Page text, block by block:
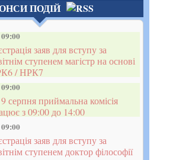
ПОДІЙ
09:00
заяв для вступу за
ступенем магістр на основі
/ НРК7
09:00
серпня приймальна комісія
з 09:00 до 14:00
09:00
заяв для вступу за
ступенем доктор філософії